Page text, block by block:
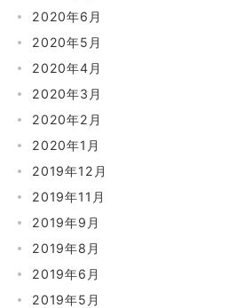
2020年6月
2020年5月
2020年4月
2020年3月
2020年2月
2020年1月
2019年12月
2019年11月
2019年9月
2019年8月
2019年6月
2019年5月